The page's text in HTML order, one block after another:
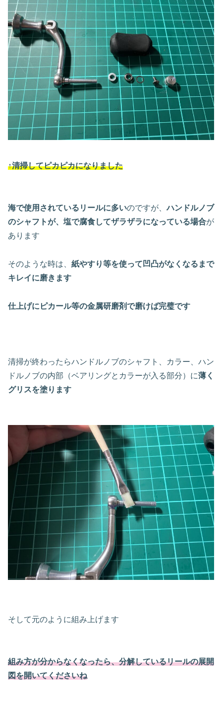
↑清掃してピカピカになりました
海で使用されているリールに多いのですが、ハンドルノブ
のシャフトが、塩で腐食してザラザラになっている場合が
あります
そのような時は、 紙やすり等を使って凹凸がなくなるまで
キレイに磨きます
仕上げにピカール等の金属研磨剤で磨けば完璧です
清掃が終わったらハンドルノブのシャフト、カラー、ハン
ドルノブの内部（ベアリングとカラーが入る部分）に薄く
グリスを塗ります
そして元のように組み上げます
組み方が分からなくなったら、分解しているリールの展開
図を開いてくださいね